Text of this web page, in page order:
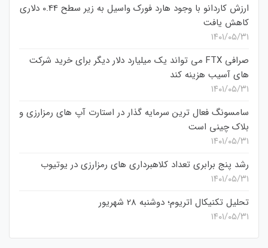
ارزش کاردانو با وجود هارد فورک واسیل به زیر سطح 0.44 دلاری
کاهش یافت
۱۴۰۱/۰۵/۳۱
صرافی FTX می تواند یک میلیارد دلار دیگر برای خرید شرکت
های آسیب هزینه کند
۱۴۰۱/۰۵/۳۱
سامسونگ فعال‌ ترین سرمایه‌ گذار در استارت‌ آپ‌ های رمزارزی و
بلاک چینی است
۱۴۰۱/۰۵/۳۱
رشد پنج برابری تعداد کلاهبرداری های رمزارزی در یوتیوب
۱۴۰۱/۰۵/۳۱
تحلیل تکنیکال اتریوم؛ دوشنبه 28 شهریور
۱۴۰۱/۰۵/۳۱